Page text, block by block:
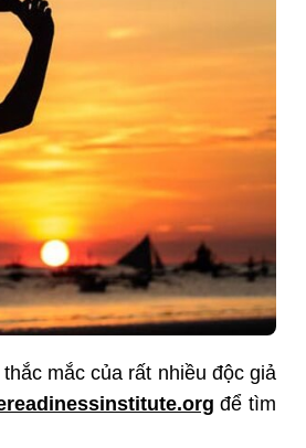
mắc của rất nhiều độc giả
để tìm